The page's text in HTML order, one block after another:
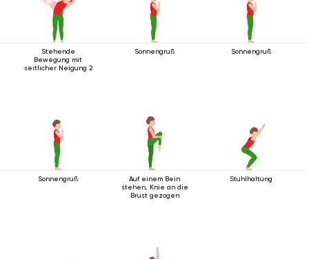
Stehende
Bewegung mit
seitlicher Neigung 2
Sonnengruß Sonnengruß
Sonnengruß
Auf einem Bein
stehen, Knie an die
Brust gezogen
Stuhlhaltung